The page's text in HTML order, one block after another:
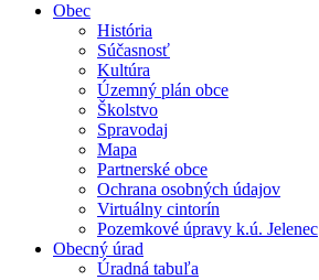
Obec
História
Súčasnosť
Kultúra
Územný plán obce
Školstvo
Spravodaj
Mapa
Partnerské obce
Ochrana osobných údajov
Virtuálny cintorín
Pozemkové úpravy k.ú. Jelenec
Obecný úrad
Úradná tabuľa